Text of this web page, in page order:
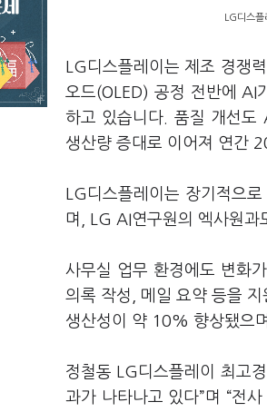
LG디스
LG디스플레이는 제조 경쟁
오드(OLED) 공정 전반에 AI
하고 있습니다. 품질 개선도
생산량 증대로 이어져 연간
LG디스플레이는 장기적으
며, LG AI연구원의 엑사원과
사무실 업무 환경에도 변화
의록 작성, 메일 요약 등을
생산성이 약 10% 향상됐으
정철동 LG디스플레이 최고
과가 나타나고 있다”며 “전